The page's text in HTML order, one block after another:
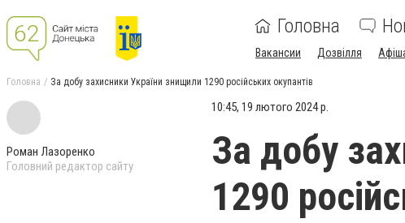
Головна
Вакансии Дозвілля
Головна За добу захисники України знищили 1290 російських окупантів
Роман Лазоренко
Головний редактор сайту
10:45, 19 лютого 2024 р.
За добу
1290